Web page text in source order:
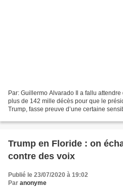
Par: Guillermo Alvarado Il a fallu
plus de 142 mille décès pour que le
Trump, fasse preuve d’une certaine
Trump en Floride : on
contre des voix
Publié le 23/07/2020 à 19:02
Par anonyme